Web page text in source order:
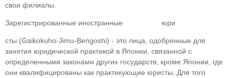
свои филиалы.
Зарегистрированные иностранные юри­
сты (Gaikokuho-Jimu-Bengoshi) - это лица, одо­бренные для
занятия юридической практикой в Японии, связанной с
определенными законами других государств, кроме Японии, где
они ква­лифицированы как практикующие юристы. Для того